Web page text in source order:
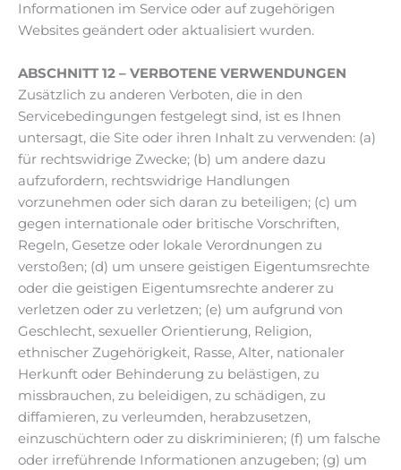
Informationen im Service oder auf zugehörigen
Websites geändert oder aktualisiert wurden.
ABSCHNITT 12 – VERBOTENE VERWENDUNGEN
Zusätzlich zu anderen Verboten, die in den
Servicebedingungen festgelegt sind, ist es Ihnen
untersagt, die Site oder ihren Inhalt zu verwenden: (a)
für rechtswidrige Zwecke; (b) um andere dazu
aufzufordern, rechtswidrige Handlungen
vorzunehmen oder sich daran zu beteiligen; (c) um
gegen internationale oder britische Vorschriften,
Regeln, Gesetze oder lokale Verordnungen zu
verstoßen; (d) um unsere geistigen Eigentumsrechte
oder die geistigen Eigentumsrechte anderer zu
verletzen oder zu verletzen; (e) um aufgrund von
Geschlecht, sexueller Orientierung, Religion,
ethnischer Zugehörigkeit, Rasse, Alter, nationaler
Herkunft oder Behinderung zu belästigen, zu
missbrauchen, zu beleidigen, zu schädigen, zu
diffamieren, zu verleumden, herabzusetzen,
einzuschüchtern oder zu diskriminieren; (f) um falsche
oder irreführende Informationen anzugeben; (g) um